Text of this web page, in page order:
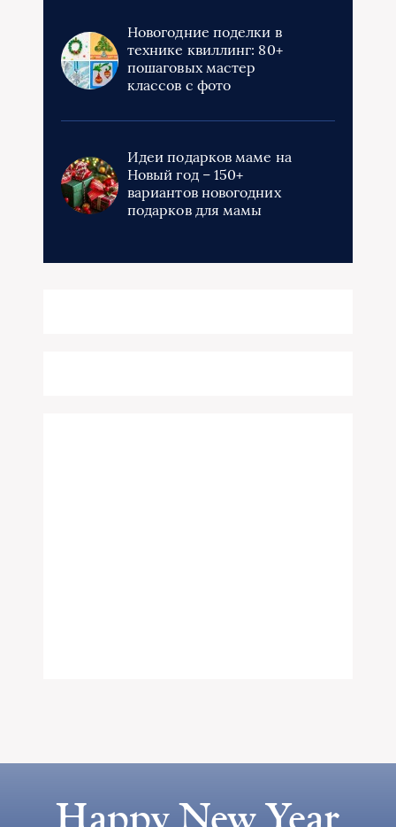
Новогодние поделки в
технике квиллинг: 80+
пошаговых мастер
классов с фото
Идеи подарков маме на
Новый год – 150+
вариантов новогодних
подарков для мамы
Happy New Year